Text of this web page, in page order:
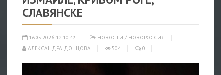
СЛАВЯНСКЕ
16.05.2026 12:10:42 НОВОСТИ / НОВОРОССИЯ
АЛЕКСАНДРА ДОНЦОВА
504 0